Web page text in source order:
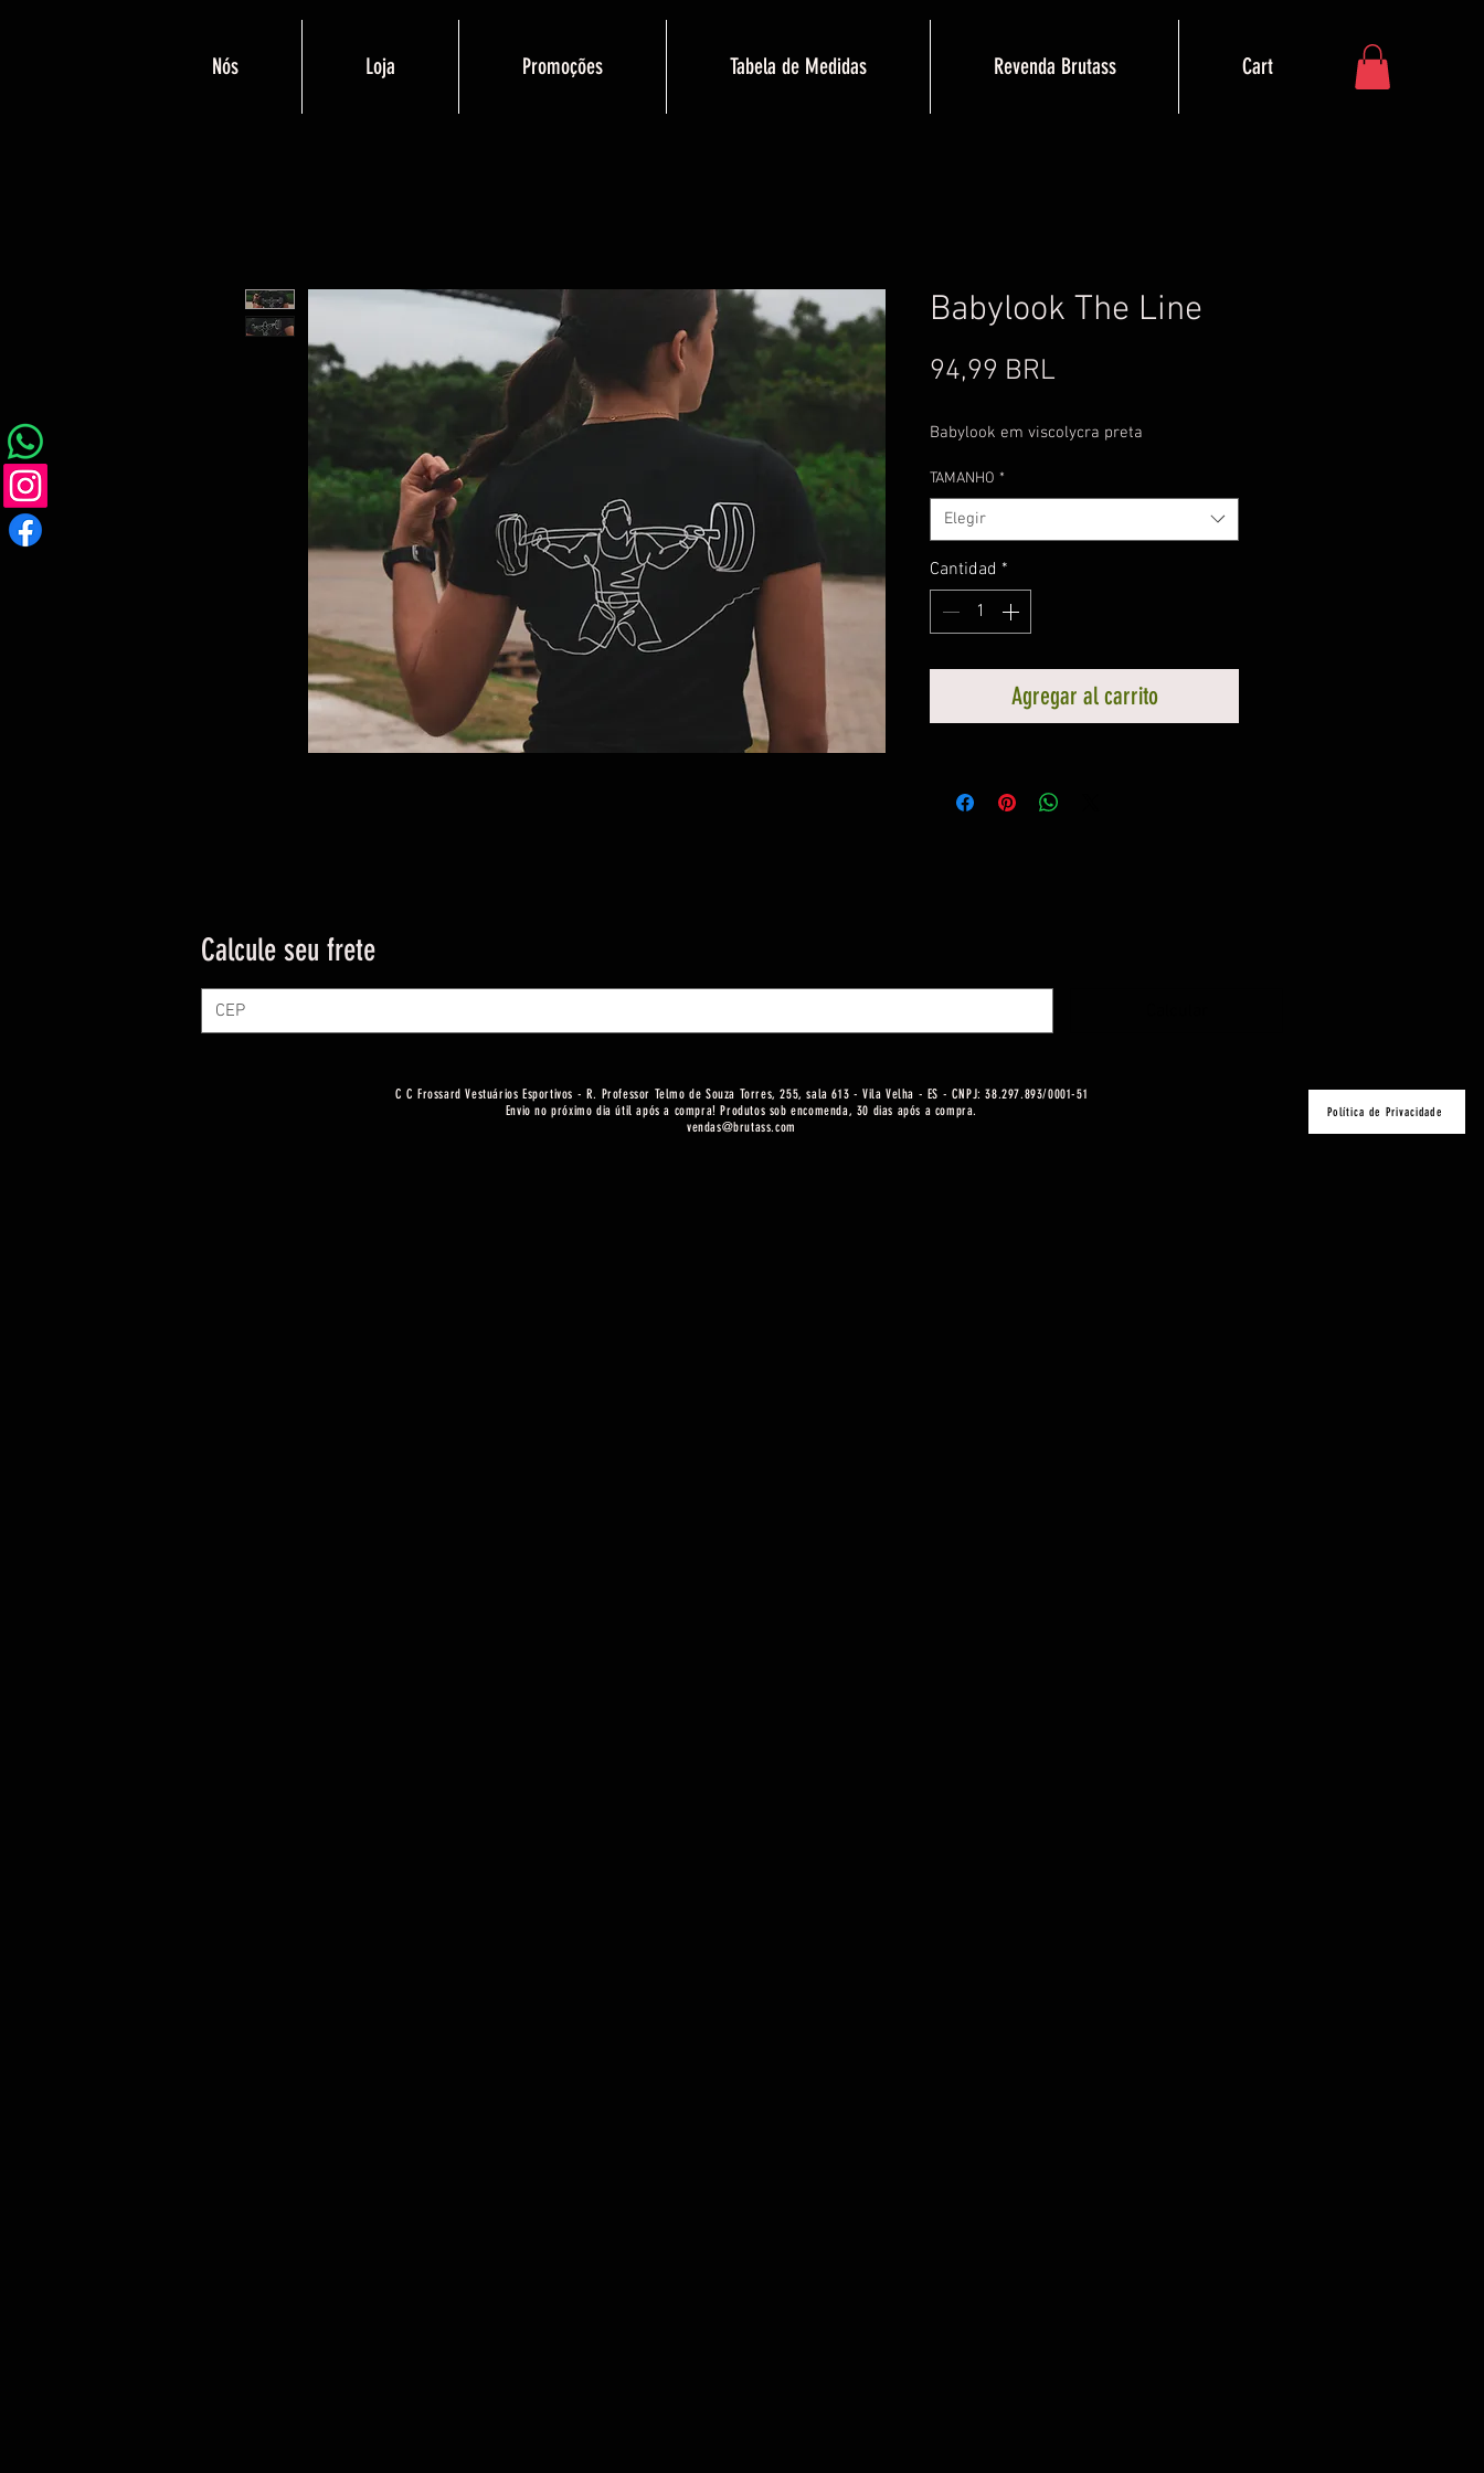
Nós Loja Promoções Tabela de Medidas Revenda Brutass Cart
Babylook The Line
94,99 BRL
Babylook em viscolycra preta
TAMANHO *
Elegir
Cantidad *
Agregar al carrito
Calcule seu frete
C C Frossard Vestuários Esportivos - R. Professor Telmo de Souza Torres, 255, sala 613 - Vila Velha - ES - CNPJ: 38.297.893/0001-51
Envio no próximo dia útil após a compra! Produtos sob encomenda, 30 dias após a compra.
vendas@brutass.com
Política de Privacidade